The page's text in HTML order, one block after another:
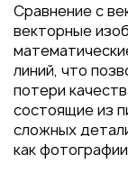
Сравнение с
векторные
линий, что
потери
состоящие из
сложных
как